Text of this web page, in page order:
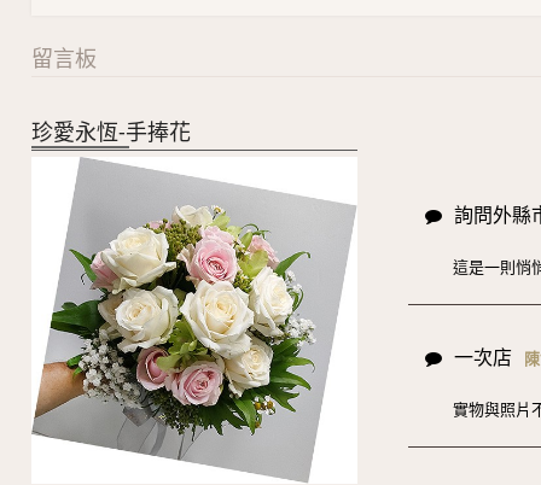
留言板
珍愛永恆-手捧花
詢問外縣
這是一則悄
一次店
實物與照片